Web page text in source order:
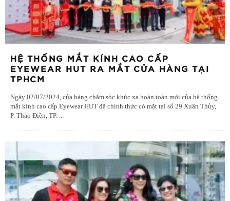
HỆ THỐNG MẮT KÍNH CAO CẤP
EYEWEAR HUT RA MẮT CỬA HÀNG TẠI
TPHCM
Ngày 02/07/2024, cửa hàng chăm sóc khúc xạ hoàn toàn mới của hệ thống
mắt kính cao cấp Eyewear HUT đã chính thức có mặt tại số 29 Xuân Thủy,
P. Thảo Điền, TP. ...